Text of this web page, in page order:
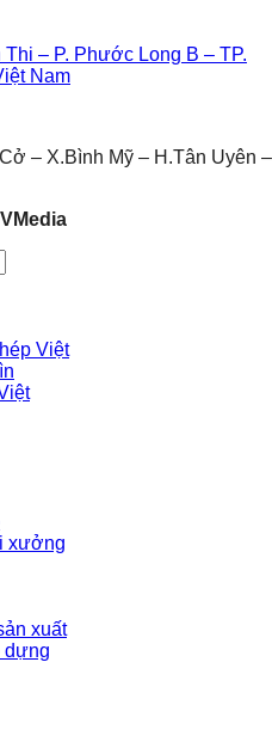
– P. Phước Long B – TP.
Nam
– X.Bình Mỹ – H.Tân Uyên –
Việt
xưởng
xuất
dựng